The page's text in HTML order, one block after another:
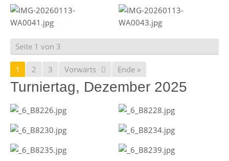
Seite 1 von 3
1 2 3 Vorwärts Ende »
Turniertag, Dezember 2025